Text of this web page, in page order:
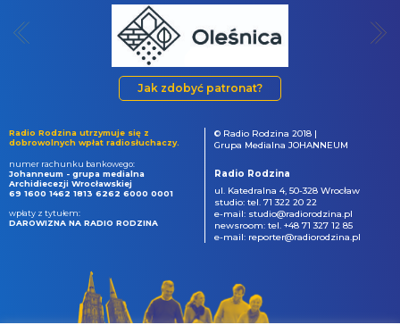
Jak zdobyć patronat?
Radio Rodzina utrzymuje się z
dobrowolnych wpłat radiosłuchaczy.
numer rachunku bankowego:
Johanneum - grupa medialna
Archidiecezji Wrocławskiej
69 1600 1462 1813 6262 6000 0001
wpłaty z tytułem:
DAROWIZNA NA RADIO RODZINA
© Radio Rodzina 2018 |
Grupa Medialna JOHANNEUM
Radio Rodzina
ul. Katedralna 4, 50-328 Wrocław
studio: tel. 71 322 20 22
e-mail: studio@radiorodzina.pl
newsroom: tel. +48 71 327 12 85
e-mail: reporter@radiorodzina.pl